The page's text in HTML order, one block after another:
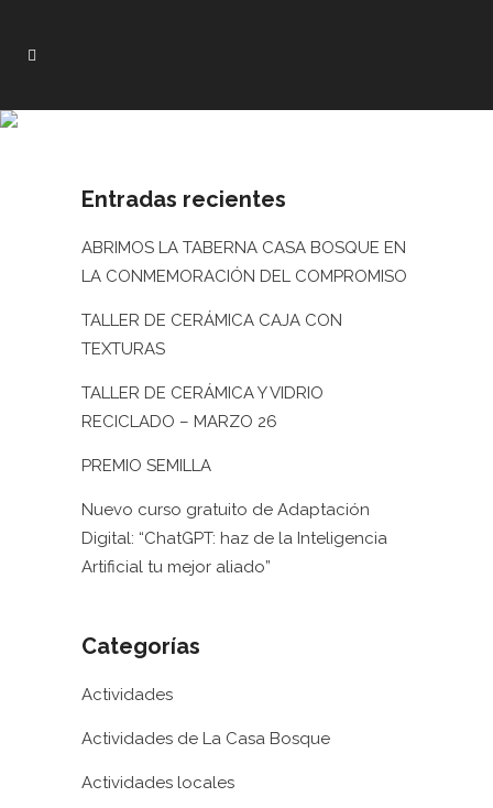
Entradas recientes
ABRIMOS LA TABERNA CASA BOSQUE EN
LA CONMEMORACIÓN DEL COMPROMISO
TALLER DE CERÁMICA CAJA CON
TEXTURAS
TALLER DE CERÁMICA Y VIDRIO
RECICLADO – MARZO 26
PREMIO SEMILLA
Nuevo curso gratuito de Adaptación
Digital: “ChatGPT: haz de la Inteligencia
Artificial tu mejor aliado”
Categorías
Actividades
Actividades de La Casa Bosque
Actividades locales